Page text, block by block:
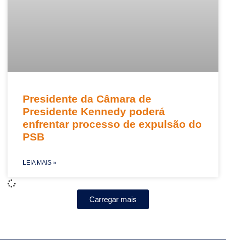
Presidente da Câmara de
Presidente Kennedy poderá
enfrentar processo de expulsão do
PSB
LEIA MAIS »
Carregar mais